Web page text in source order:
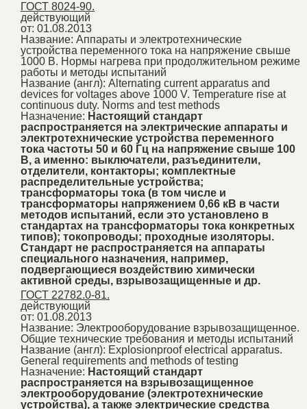
ГОСТ 8024-90.
действующий
от: 01.08.2013
Название: Аппараты и электротехнические
устройства переменного тока на напряжение свыше
1000 В. Нормы нагрева при продолжительном режиме
работы и методы испытаний
Название (англ): Alternating current apparatus and
devices for voltages above 1000 V. Temperature rise at
continuous duty. Norms and test methods
Назначение: Настоящий стандарт
распространяется на электрические аппараты и
электротехнические устройства переменного
тока частоты 50 и 60 Гц на напряжение свыше 100
В, а именно: выключатели, разъединители,
отделители, контакторы; комплектные
распределительные устройства;
трансформаторы тока (в том числе и
трансформаторы напряжением 0,66 кВ в части
методов испытаний, если это установлено в
стандартах на трансформаторы тока конкретных
типов); токопроводы; проходные изоляторы.
Стандарт не распространяется на аппараты
специального назначения, например,
подвергающиеся воздействию химически
активной среды, взрывозащищенные и др.
ГОСТ 22782.0-81.
действующий
от: 01.08.2013
Название: Электрооборудование взрывозащищенное.
Общие технические требования и методы испытаний
Название (англ): Explosionproof electrical apparatus.
General requirements and methods of testing
Назначение: Настоящий стандарт
распространяется на взрывозащищенное
электрооборудование (электротехнические
устройства), а также электрические средства